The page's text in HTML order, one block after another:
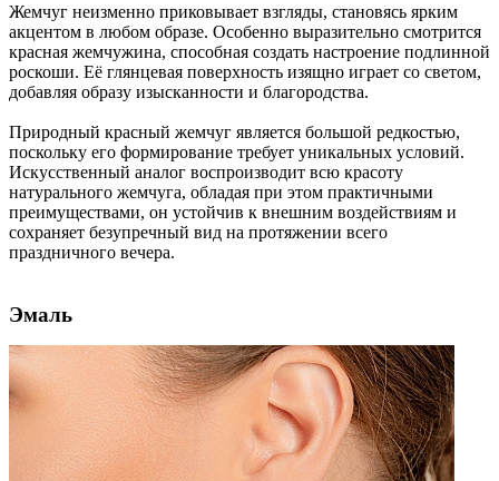
Жемчуг неизменно приковывает взгляды, становясь ярким
акцентом в любом образе. Особенно выразительно смотрится
красная жемчужина, способная создать настроение подлинной
роскоши. Её глянцевая поверхность изящно играет со светом,
добавляя образу изысканности и благородства.
Природный красный жемчуг является большой редкостью,
поскольку его формирование требует уникальных условий.
Искусственный аналог воспроизводит всю красоту
натурального жемчуга, обладая при этом практичными
преимуществами, он устойчив к внешним воздействиям и
сохраняет безупречный вид на протяжении всего
праздничного вечера.
Эмаль